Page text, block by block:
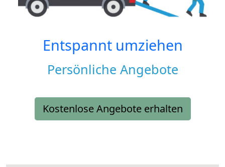
Entspannt umziehen
Persönliche Angebote
Kostenlose Angebote erhalten